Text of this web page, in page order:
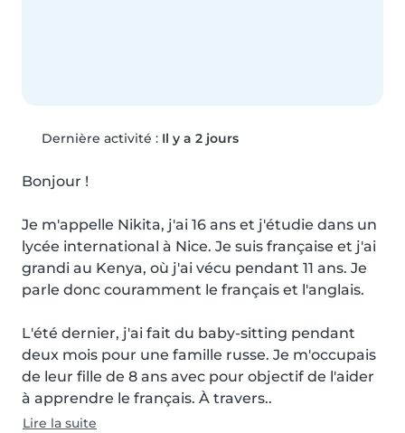
Dernière activité : Il y a 2 jours
Bonjour !
Je m'appelle Nikita, j'ai 16 ans et j'étudie dans un
lycée international à Nice. Je suis française et j'ai
grandi au Kenya, où j'ai vécu pendant 11 ans. Je
parle donc couramment le français et l'anglais.
L'été dernier, j'ai fait du baby-sitting pendant
deux mois pour une famille russe. Je m'occupais
de leur fille de 8 ans avec pour objectif de l'aider
à apprendre le français. À travers..
Lire la suite